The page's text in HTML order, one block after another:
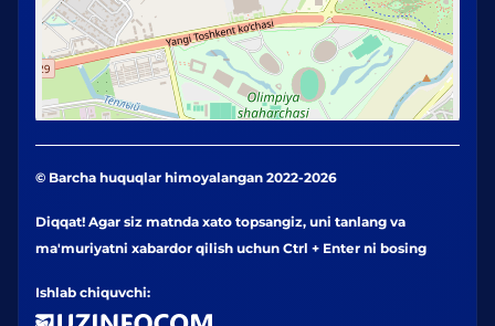
© Barcha huquqlar himoyalangan 2022-2026
Diqqat! Agar siz matnda xato topsangiz, uni tanlang va
ma'muriyatni xabardor qilish uchun Ctrl + Enter ni bosing
Ishlab chiquvchi: